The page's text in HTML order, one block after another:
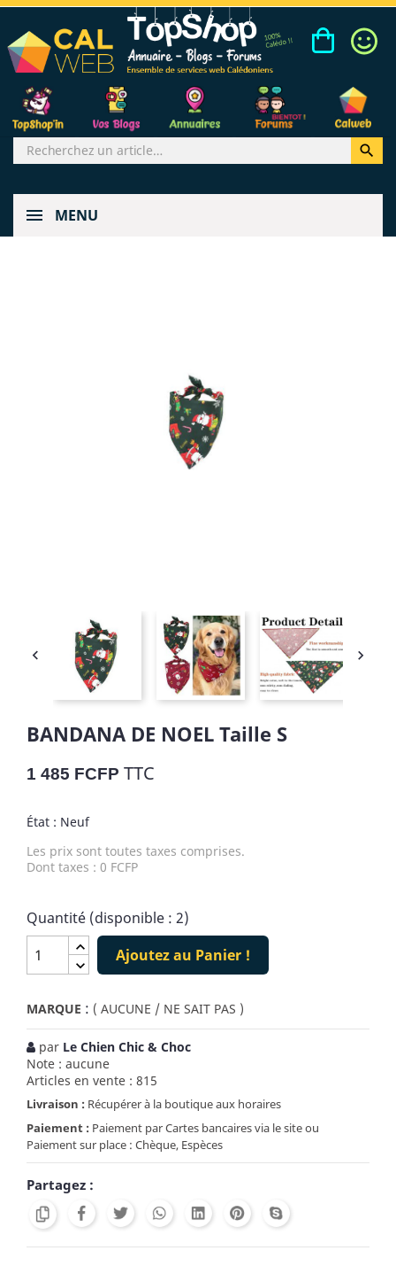

MENU
 
BANDANA DE NOEL Taille S
1 485 FCFP TTC
État : Neuf
Les prix sont toutes taxes comprises.
Dont taxes : 0 FCFP
Quantité (disponible : 2)
Ajoutez au Panier !
MARQUE : ( AUCUNE / NE SAIT PAS )
par Le Chien Chic & Choc
Note : aucune
Articles en vente : 815
Livraison : Récupérer à la boutique aux horaires
Paiement : Paiement par Cartes bancaires via le site ou
Paiement sur place : Chèque, Espèces
Partagez :